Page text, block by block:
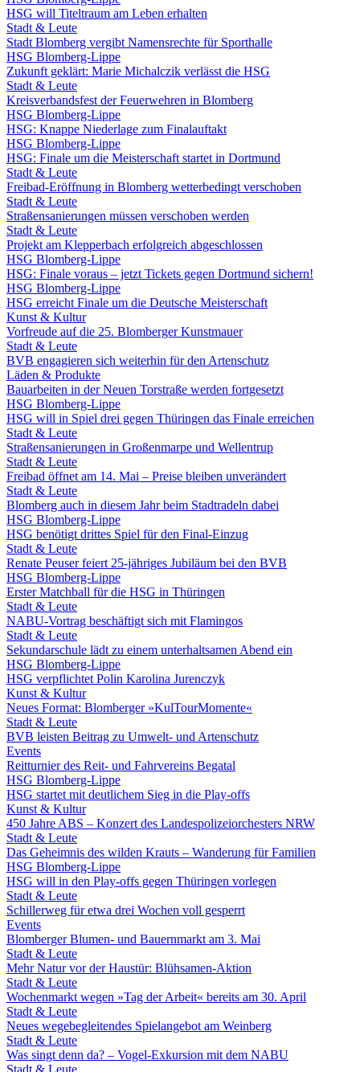
HSG will Titeltraum am Leben erhalten
Stadt & Leute
Stadt Blomberg vergibt Namensrechte für Sporthalle
HSG Blomberg-Lippe
Zukunft geklärt: Marie Michalczik verlässt die HSG
Stadt & Leute
Kreisverbandsfest der Feuerwehren in Blomberg
HSG Blomberg-Lippe
HSG: Knappe Niederlage zum Finalauftakt
HSG Blomberg-Lippe
HSG: Finale um die Meisterschaft startet in Dortmund
Stadt & Leute
Freibad-Eröffnung in Blomberg wetterbedingt verschoben
Stadt & Leute
Straßensanierungen müssen verschoben werden
Stadt & Leute
Projekt am Klepperbach erfolgreich abgeschlossen
HSG Blomberg-Lippe
HSG: Finale voraus – jetzt Tickets gegen Dortmund sichern!
HSG Blomberg-Lippe
HSG erreicht Finale um die Deutsche Meisterschaft
Kunst & Kultur
Vorfreude auf die 25. Blomberger Kunstmauer
Stadt & Leute
BVB engagieren sich weiterhin für den Artenschutz
Läden & Produkte
Bauarbeiten in der Neuen Torstraße werden fortgesetzt
HSG Blomberg-Lippe
HSG will in Spiel drei gegen Thüringen das Finale erreichen
Stadt & Leute
Straßensanierungen in Großenmarpe und Wellentrup
Stadt & Leute
Freibad öffnet am 14. Mai – Preise bleiben unverändert
Stadt & Leute
Blomberg auch in diesem Jahr beim Stadtradeln dabei
HSG Blomberg-Lippe
HSG benötigt drittes Spiel für den Final-Einzug
Stadt & Leute
Renate Peuser feiert 25-jähriges Jubiläum bei den BVB
HSG Blomberg-Lippe
Erster Matchball für die HSG in Thüringen
Stadt & Leute
NABU-Vortrag beschäftigt sich mit Flamingos
Stadt & Leute
Sekundarschule lädt zu einem unterhaltsamen Abend ein
HSG Blomberg-Lippe
HSG verpflichtet Polin Karolina Jurenczyk
Kunst & Kultur
Neues Format: Blomberger »KulTourMomente«
Stadt & Leute
BVB leisten Beitrag zu Umwelt- und Artenschutz
Events
Reitturnier des Reit- und Fahrvereins Begatal
HSG Blomberg-Lippe
HSG startet mit deutlichem Sieg in die Play-offs
Kunst & Kultur
450 Jahre ABS – Konzert des Landespolizeiorchesters NRW
Stadt & Leute
Das Geheimnis des wilden Krauts – Wanderung für Familien
HSG Blomberg-Lippe
HSG will in den Play-offs gegen Thüringen vorlegen
Stadt & Leute
Schillerweg für etwa drei Wochen voll gesperrt
Events
Blomberger Blumen- und Bauernmarkt am 3. Mai
Stadt & Leute
Mehr Natur vor der Haustür: Blühsamen-Aktion
Stadt & Leute
Wochenmarkt wegen »Tag der Arbeit« bereits am 30. April
Stadt & Leute
Neues wegebegleitendes Spielangebot am Weinberg
Stadt & Leute
Was singt denn da? – Vogel-Exkursion mit dem NABU
Stadt & Leute